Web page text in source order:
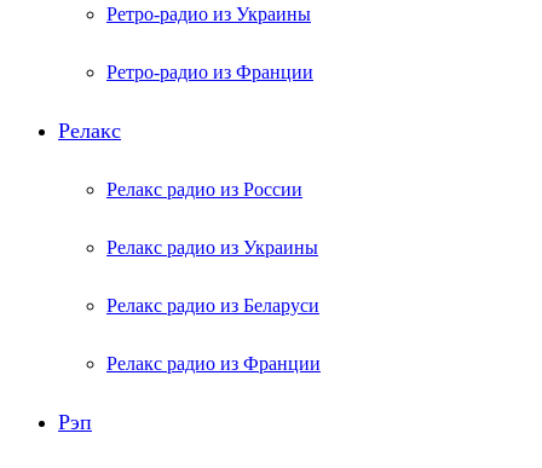
Ретро-радио из Украины
Ретро-радио из Франции
Релакс
Релакс радио из России
Релакс радио из Украины
Релакс радио из Беларуси
Релакс радио из Франции
Рэп